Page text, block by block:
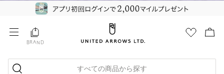
BRAND
すべての商品から探す